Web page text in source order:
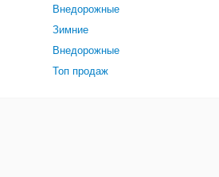
Внедорожные
Зимние
Внедорожные
Топ продаж